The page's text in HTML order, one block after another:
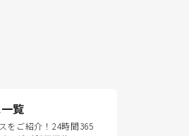
覧
をご紹介！24時間365